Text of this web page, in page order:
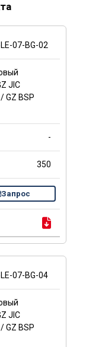
07-BG-02
JIC
GZ BSP
-
350
Запрос
07-BG-04
JIC
GZ BSP